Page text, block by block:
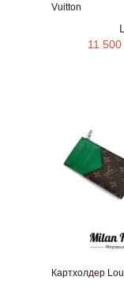
Vuitton
11
Картхолдер